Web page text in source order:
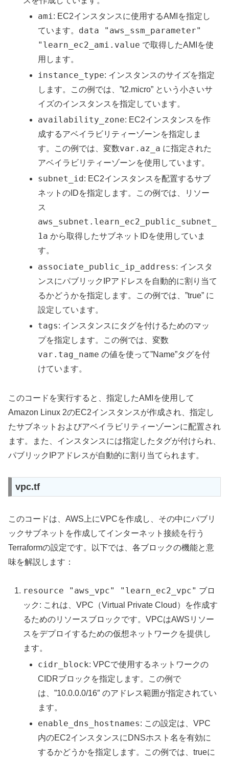
ami : EC2インスタンスに使用するAMIを指定し
ています。 data "aws_ssm_parameter"
"learn_ec2_ami.value で取得したAMIを使
用します。
instance_type: インスタンスのサイズを指定
します。この例では、”t2.micro” という小さいサ
イズのインスタンスを指定しています。
availability_zone: EC2インスタンスを作
成するアベイラビリティーゾーンを指定しま
す。この例では、変数var.az_a に指定された
アベイラビリティーゾーンを使用しています。
subnet_id : EC2インスタンスを配置するサブ
ネットのIDを指定します。この例では、リソー
ス
aws_subnet.learn_ec2_public_subnet_
1a から取得したサブネットIDを使用していま
す。
associate_public_ip_address: インスタ
ンスにパブリックIPアドレスを自動的に割り当て
るかどうかを指定します。この例では、”true” に
設定しています。
tags: インスタンスにタグを付けるためのマッ
プを指定します。この例では、変数
var.tag_name の値を使って”Name”タグを付
けています。
このコードを実行すると、指定したAMIを使用して
Amazon Linux 2のEC2インスタンスが作成され、指定し
たサブネットおよびアベイラビリティーゾーンに配置され
ます。また、インスタンスには指定したタグが付けられ、
パブリックIPアドレスが自動的に割り当てられます。
vpc.tf
このコードは、AWS上にVPCを作成し、その中にパブリ
ックサブネットを作成してインターネット接続を行う
Terraformの設定です。以下では、各ブロックの機能と意
味を解説します：
resource "aws_vpc" "learn_ec2_vpc" ブロ
ック: これは、VPC（Virtual Private Cloud）を作成す
るためのリソースブロックです。VPCはAWSリソー
スをデプロイするための仮想ネットワークを提供し
ます。
cidr_block: VPCで使用するネットワークの
CIDRブロックを指定します。この例で
は、”10.0.0.0/16″ のアドレス範囲が指定されてい
ます。
enable_dns_hostnames: この設定は、VPC
内のEC2インスタンスにDNSホスト名を有効に
するかどうかを指定します。この例では、trueに